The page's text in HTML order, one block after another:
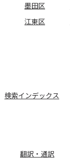
墨田区
江東区
検索インデックス
翻訳・通訳